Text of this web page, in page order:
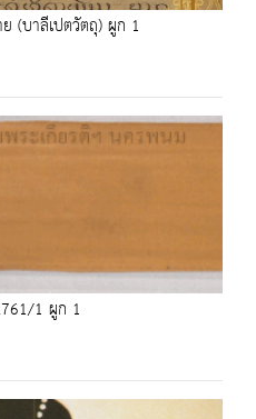
(บาลีเปตวัตถุ) ผูก 1
1 ผูก 1